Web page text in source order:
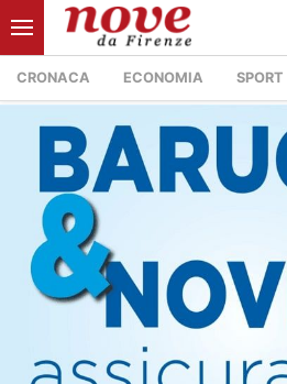
CRONACA ECONOMIA SPORT